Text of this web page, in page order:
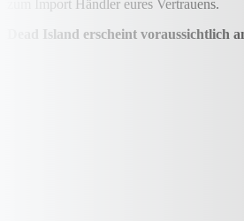
zum Import Händler eures Vertrauens.
Dead Island erscheint voraussichtlich